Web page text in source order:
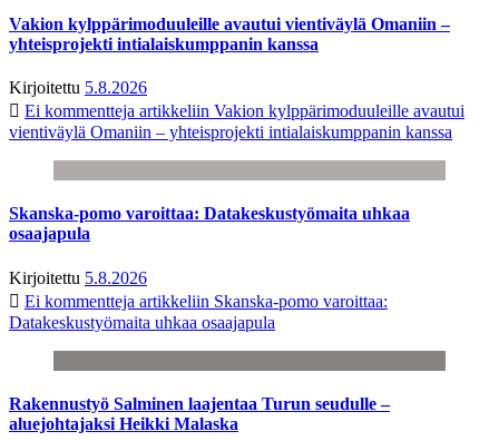
Vakion kylppärimoduuleille avautui vientiväylä Omaniin –
yhteisprojekti intialaiskumppanin kanssa
Kirjoitettu 5.8.2026
Ei kommentteja artikkeliin Vakion kylppärimoduuleille avautui
vientiväylä Omaniin – yhteisprojekti intialaiskumppanin kanssa
Skanska-pomo varoittaa: Datakeskustyömaita uhkaa
osaajapula
Kirjoitettu 5.8.2026
Ei kommentteja artikkeliin Skanska-pomo varoittaa:
Datakeskustyömaita uhkaa osaajapula
Rakennustyö Salminen laajentaa Turun seudulle –
aluejohtajaksi Heikki Malaska